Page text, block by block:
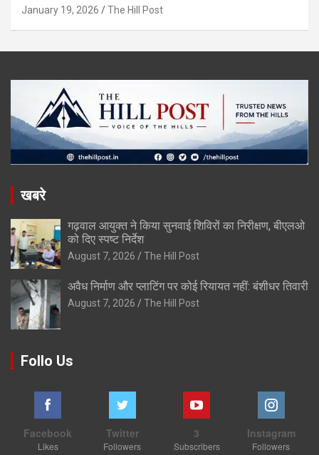
January 19, 2026 The Hill Post
खबरे
गढ़वाल आयुक्त ने किया सुनवाई शिविरों का निरीक्षण, बीएलओ
को दिए स्पष्ट निर्देश
August 7, 2026 The Hill Post
अवैध निर्माण और प्लाटिंग पर कोई रियायत नहीं: बंशीधर तिवारी
August 7, 2026 The Hill Post
Follo Us
Facebook
Likes
Twitter
Followers
3
Subscribers
Instagram
Followers